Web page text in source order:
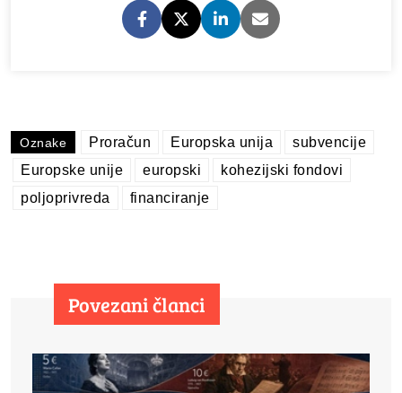
Oznake Proračun Europska unija
subvencije
Europske unije
europski
kohezijski fondovi
poljoprivreda
financiranje
Povezani članci